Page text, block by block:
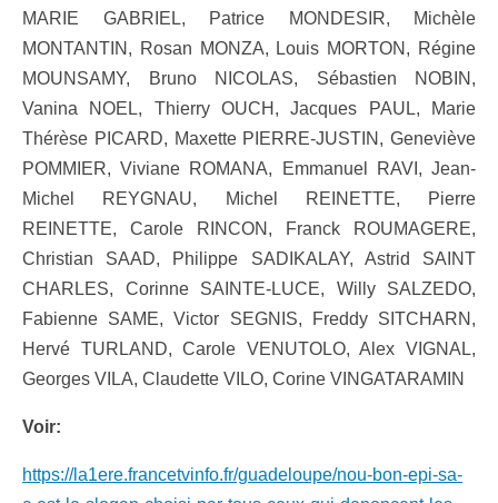
MARIE GABRIEL, Patrice MONDESIR, Michèle
MONTANTIN, Rosan MONZA, Louis MORTON, Régine
MOUNSAMY, Bruno NICOLAS, Sébastien NOBIN,
Vanina NOEL, Thierry OUCH, Jacques PAUL, Marie
Thérèse PICARD, Maxette PIERRE-JUSTIN, Geneviève
POMMIER, Viviane ROMANA, Emmanuel RAVI, Jean-
Michel REYGNAU, Michel REINETTE, Pierre
REINETTE, Carole RINCON, Franck ROUMAGERE,
Christian SAAD, Philippe SADIKALAY, Astrid SAINT
CHARLES, Corinne SAINTE-LUCE, Willy SALZEDO,
Fabienne SAME, Victor SEGNIS, Freddy SITCHARN,
Hervé TURLAND, Carole VENUTOLO, Alex VIGNAL,
Georges VILA, Claudette VILO, Corine VINGATARAMIN
Voir:
https://la1ere.francetvinfo.fr/guadeloupe/nou-bon-epi-sa-